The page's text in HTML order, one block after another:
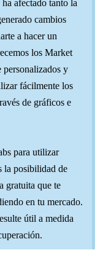
afectado tanto la
cambios
a hacer un
los Market
personalizados y
fácilmente los
de gráficos e
para utilizar
la posibilidad de
gratuita que te
en tu mercado.
útil a medida